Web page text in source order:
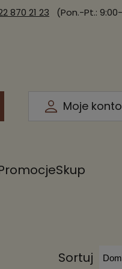
870 21 23 (Pon.-Pt.:
Moje konto
Skup
Sortuj